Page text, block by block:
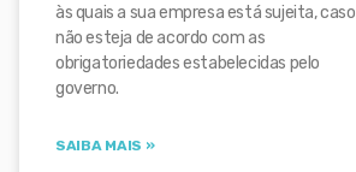
às quais a sua empresa está sujeita, caso
não esteja de acordo com as
obrigatoriedades estabelecidas pelo
governo.
SAIBA MAIS »